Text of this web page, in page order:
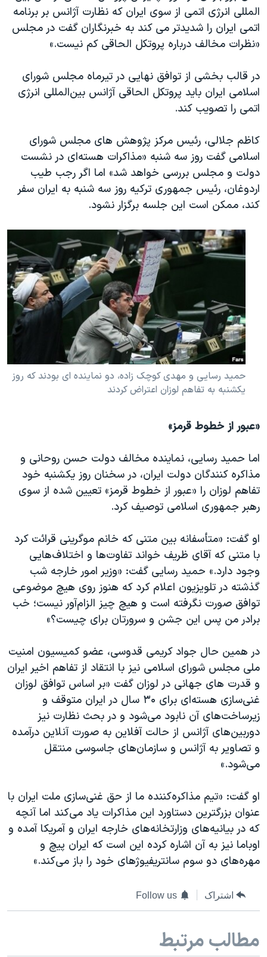
المللی انرژی اتمی از سوی ایران که نظارت آژانس بر برنامه
اتمی ایران را شدیدتر می کند به خبرنگاران گفت در مجلس
«نظرات مخالف درباره پروتکل الحاقی کم نیست.»
در قالب بخشی از توافق نهایی در تیرماه مجلس شورای
اسلامی ایران باید پروتکل الحاقی آژانس بین‌المللی انرژی
اتمی را تصویب کند.
کاظم جلالی، رئیس مرکز پژوهش های مجلس شورای
اسلامی گفت روز سه شنبه «مذاکرات هسته‌ای در نشست
دولت و مجلس بررسی خواهد شد» اما اگر رجب طیب
اردوغان، رئیس جمهوری ترکیه روز سه شنبه به ایران سفر
کند، ممکن است این جلسه برگزار نشود.
حمید رسایی و مهدی کوچک زاده، دو نماینده ای بودند که روز
یکشنبه به تفاهم لوزان اعتراض کردند
«عبور از خطوط قرمز»
اما حمید رسایی، نماینده مخالف دولت حسن روحانی و
مذاکره کنندگان دولت ایران، در سخنان روز یکشنبه خود
تفاهم لوزان را «عبور از خطوط قرمز» تعیین شده از سوی
رهبر جمهوری اسلامی توصیف کرد.
او گفت: «متأسفانه بین متنی که خانم موگرینی قرائت کرد
با متنی که آقای ظریف خواند تفاوت‌ها و اختلاف‌هایی
وجود دارد.» حمید رسایی گفت: «وزیر امور خارجه شب
گذشته در تلویزیون اعلام کرد که هنوز روی هیچ موضوعی
توافق صورت نگرفته است و هیچ چیز الزام‌آور نیست؛ خب
برادر من پس این جشن و سرورتان برای چیست؟»
در همین حال جواد کریمی قدوسی، عضو کمیسیون امنیت
ملی مجلس شورای اسلامی نیز با انتقاد از تفاهم اخیر ایران
و قدرت های جهانی در لوزان گفت «بر اساس توافق لوزان
غنی‌سازی هسته‌ای برای ۳۰ سال در ایران متوقف و
زیرساخت‌های آن نابود می‌شود و در بحث نظارت نیز
دوربین‌های آژانس از حالت آفلاین به صورت آنلاین درآمده
و تصاویر به آژانس و سازمان‌های جاسوسی منتقل
می‌شود.»
او گفت: «تیم مذاکره‌کننده ما از حق غنی‌سازی ملت ایران با
عنوان بزرگترین دستاورد این مذاکرات یاد می‌کند اما آنچه
که در بیانیه‌های وزارتخانه‌های خارجه ایران و‌ آمریکا آمده و
اوباما نیز به آن اشاره کرده این است که ایران پیچ و
مهره‌های دو سوم سانتریفیوژهای خود را باز می‌کند.»
اشتراک Follow us
مطالب مرتبط